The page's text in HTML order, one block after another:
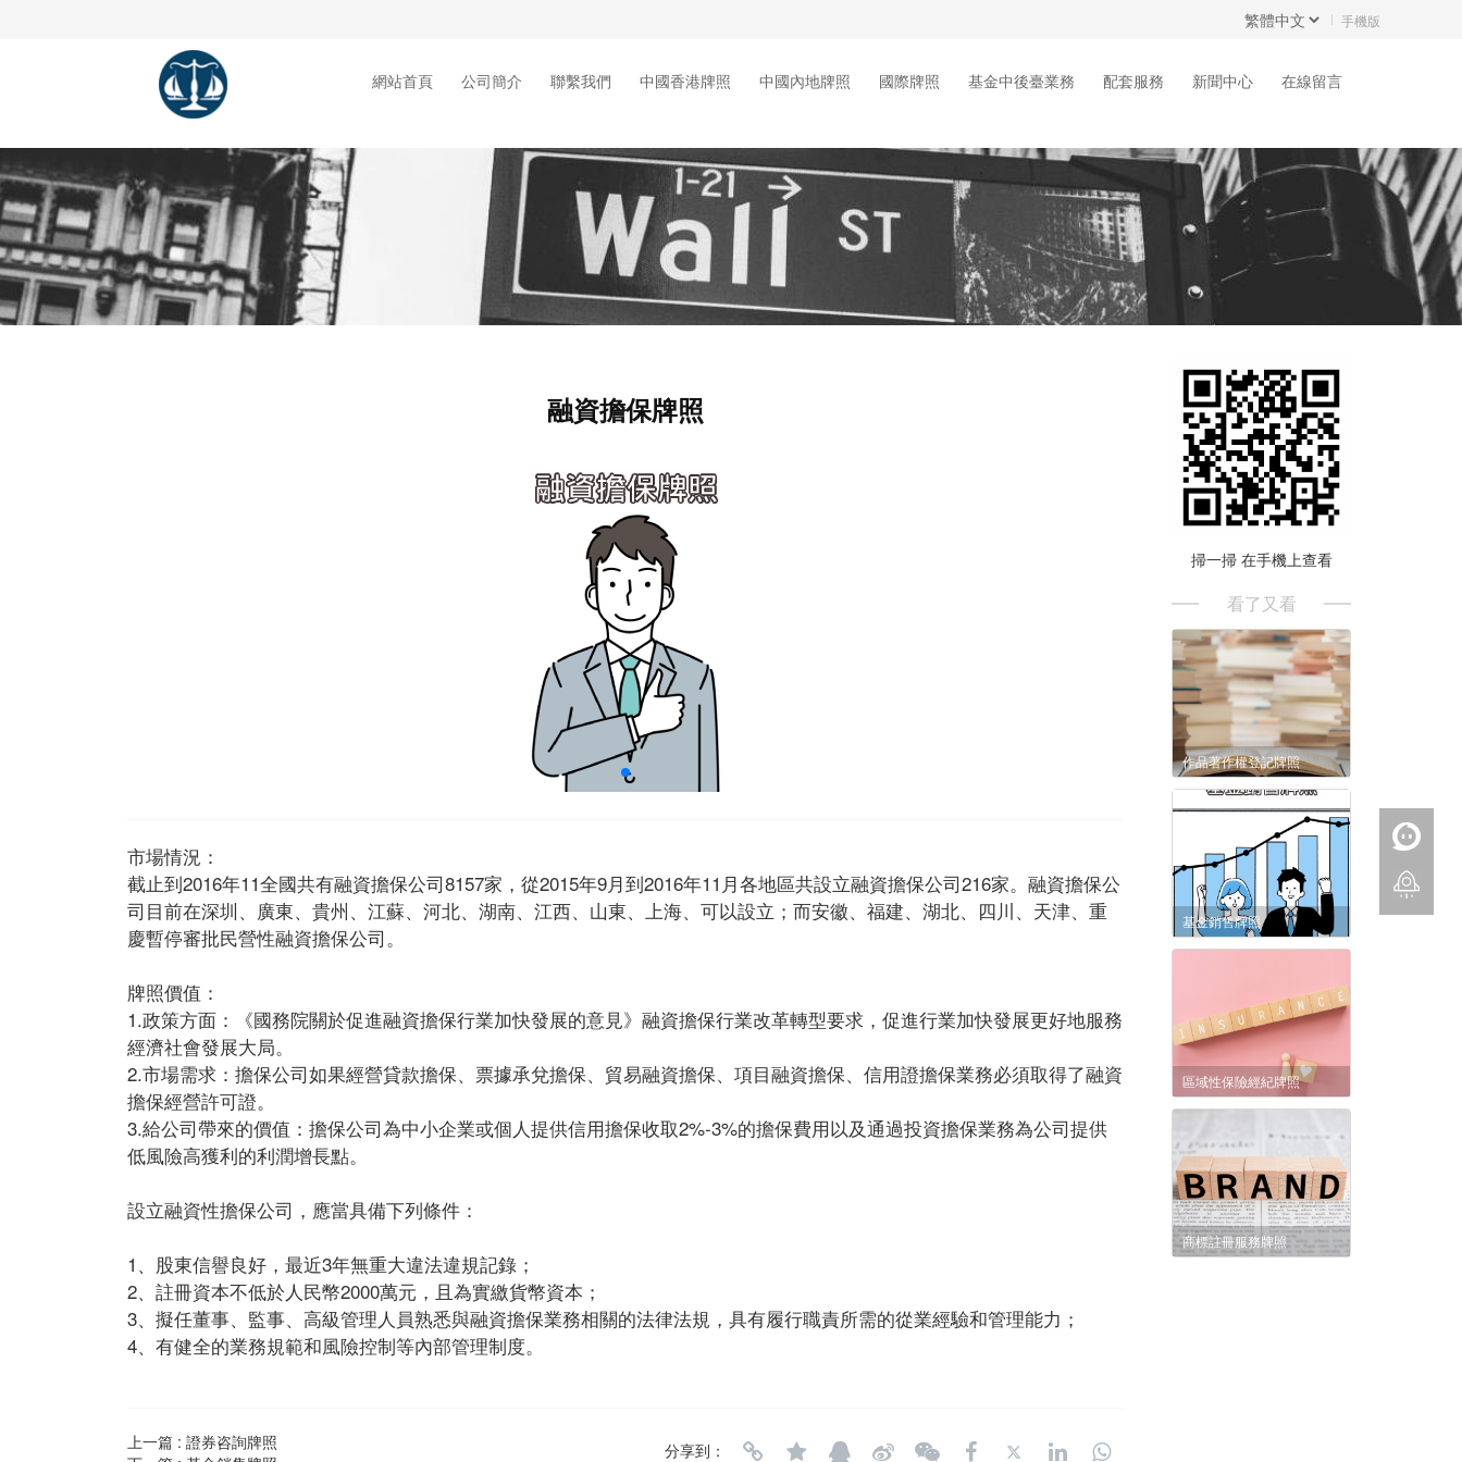
手機版
網站首頁 公司簡介 聯繫我們 中國香港牌照 中國內地牌照 國際牌照 基金中後臺業務 配套服務 新聞中心 在線留言
融資擔保牌照
市場情況：
截止到2016年11全國共有融資擔保公司8157家，從2015年9月到2016年11月各地區共設立融資擔保公司216家。融資擔保公
司目前在深圳、廣東、貴州、江蘇、河北、湖南、江西、山東、上海、可以設立；而安徽、福建、湖北、四川、天津、重
慶暫停審批民營性融資擔保公司。
牌照價值：
1.政策方面：《國務院關於促進融資擔保行業加快發展的意見》融資擔保行業改革轉型要求，促進行業加快發展更好地服務
經濟社會發展大局。
2.市場需求：擔保公司如果經營貸款擔保、票據承兌擔保、貿易融資擔保、項目融資擔保、信用證擔保業務必須取得了融資
擔保經營許可證。
3.給公司帶來的價值：擔保公司為中小企業或個人提供信用擔保收取2%-3%的擔保費用以及通過投資擔保業務為公司提供
低風險高獲利的利潤增長點。
設立融資性擔保公司，應當具備下列條件：
1、股東信譽良好，最近3年無重大違法違規記錄；
2、註冊資本不低於人民幣2000萬元，且為實繳貨幣資本；
3、擬任董事、監事、高級管理人員熟悉與融資擔保業務相關的法律法規，具有履行職責所需的從業經驗和管理能力；
4、有健全的業務規範和風險控制等內部管理制度。
上一篇 : 證券咨詢牌照
分享到：
掃一掃 在手機上查看
看了又看
作品著作權登記牌照
基金銷售牌照
區域性保險經紀牌照
商標註冊服務牌照